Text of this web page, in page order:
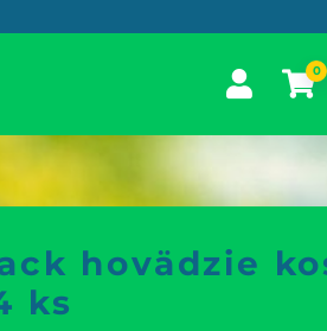
0
hovädzie
ks